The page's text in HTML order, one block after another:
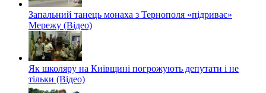
Запальний танець монаха з Тернополя «підриває»
Мережу (Відео)
Як школяру на Київщині погрожують депутати і не
тільки (Відео)